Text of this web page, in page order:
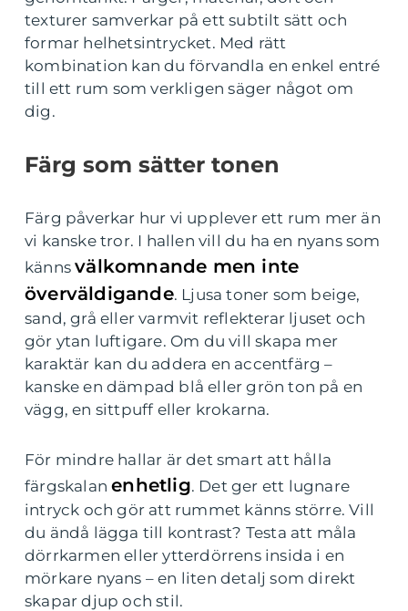
texturer samverkar på ett subtilt sätt och
formar helhetsintrycket. Med rätt
kombination kan du förvandla en enkel entré
till ett rum som verkligen säger något om
dig.
Färg som sätter tonen
Färg påverkar hur vi upplever ett rum mer än
vi kanske tror. I hallen vill du ha en nyans som
kännsvälkomnande men inte
överväldigande. Ljusa toner som beige,
sand, grå eller varmvit reflekterar ljuset och
gör ytan luftigare. Om du vill skapa mer
karaktär kan du addera en accentfärg –
kanske en dämpad blå eller grön ton på en
vägg, en sittpuff eller krokarna.
För mindre hallar är det smart att hålla
färgskalanenhetlig. Det ger ett lugnare
intryck och gör att rummet känns större. Vill
du ändå lägga till kontrast? Testa att måla
dörrkarmen eller ytterdörrens insida i en
mörkare nyans – en liten detalj som direkt
skapar djup och stil.